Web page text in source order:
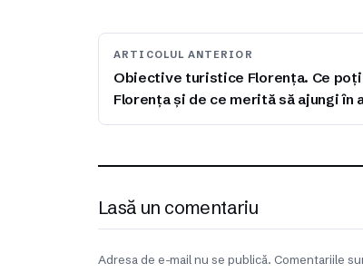
ARTICOLUL ANTERIOR
Obiective turistice Florența. Ce
Florența și de ce merită să ajungi în
Lasă un comentariu
Adresa de e-mail nu se publică. Comentariile